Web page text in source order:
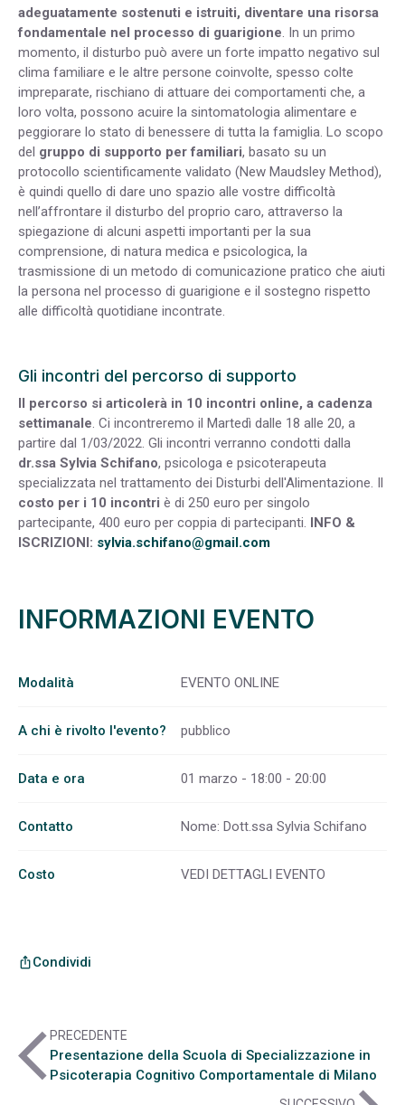
adeguatamente sostenuti e istruiti, diventare una risorsa
fondamentale nel processo di guarigione. In un primo
momento, il disturbo può avere un forte impatto negativo sul
clima familiare e le altre persone coinvolte, spesso colte
impreparate, rischiano di attuare dei comportamenti che, a
loro volta, possono acuire la sintomatologia alimentare e
peggiorare lo stato di benessere di tutta la famiglia. Lo scopo
del gruppo di supporto per familiari, basato su un
protocollo scientificamente validato (New Maudsley Method),
è quindi quello di dare uno spazio alle vostre difficoltà
nell’affrontare il disturbo del proprio caro, attraverso la
spiegazione di alcuni aspetti importanti per la sua
comprensione, di natura medica e psicologica, la
trasmissione di un metodo di comunicazione pratico che aiuti
la persona nel processo di guarigione e il sostegno rispetto
alle difficoltà quotidiane incontrate.
Gli incontri del percorso di supporto
Il percorso si articolerà in 10 incontri online, a cadenza
settimanale. Ci incontreremo il Martedì dalle 18 alle 20, a
partire dal 1/03/2022. Gli incontri verranno condotti dalla
dr.ssa Sylvia Schifano, psicologa e psicoterapeuta
specializzata nel trattamento dei Disturbi dell'Alimentazione. Il
costo per i 10 incontri è di 250 euro per singolo
partecipante, 400 euro per coppia di partecipanti. INFO &
ISCRIZIONI: sylvia.schifano@gmail.com
INFORMAZIONI EVENTO
Modalità EVENTO ONLINE
A chi è rivolto l'evento? pubblico
Data e ora 01 marzo - 18:00 - 20:00
Contatto Nome: Dott.ssa Sylvia Schifano
Costo VEDI DETTAGLI EVENTO
ios_shareCondividi
arrow_back_iosPRECEDENTE
Presentazione della Scuola di Specializzazione in
Psicoterapia Cognitivo Comportamentale di Milano